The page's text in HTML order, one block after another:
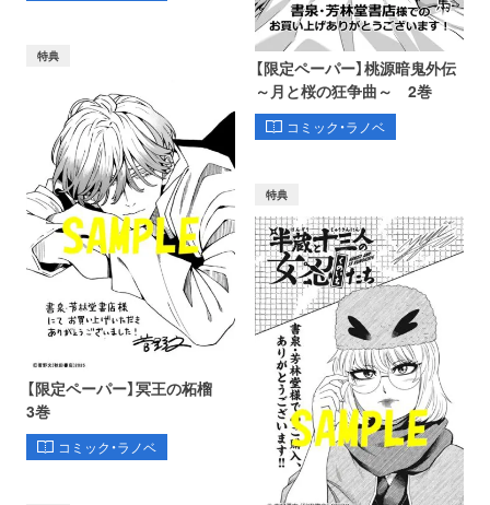
【限定ペーパー】桃源暗鬼外伝
～月と桜の狂争曲～ 2巻
コミック・ラノベ
特典
【限定ペーパー】冥王の柘榴
3巻
コミック・ラノベ
特典